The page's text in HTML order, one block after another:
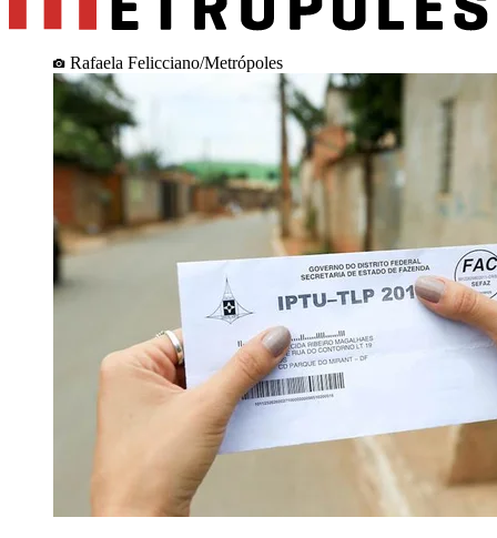
Rafaela Felicciano/Metrópoles